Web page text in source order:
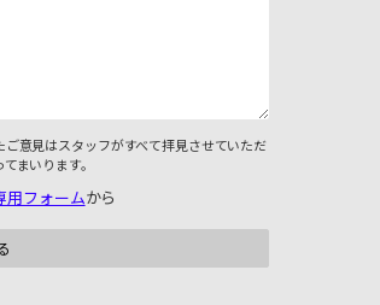
意見はスタッフがすべて拝見させていただ
まいります。
用フォームから